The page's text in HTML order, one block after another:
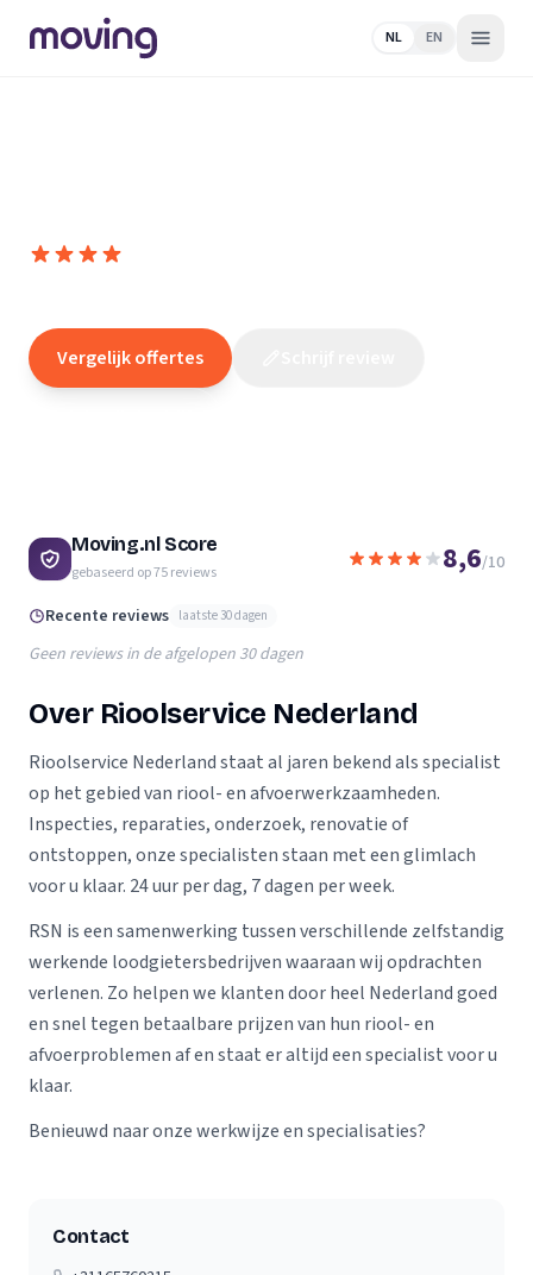
NL EN
Vergelijk offertes
Moving.nl Score
gebaseerd op75reviews 8,6/10
Recente reviews laatste 30 dagen
Geen reviews in de afgelopen 30 dagen
Over Rioolservice Nederland
Rioolservice Nederland staat al jaren bekend als specialist
op het gebied van riool- en afvoerwerkzaamheden.
Inspecties, reparaties, onderzoek, renovatie of
ontstoppen, onze specialisten staan met een glimlach
voor u klaar. 24 uur per dag, 7 dagen per week.
RSN is een samenwerking tussen verschillende zelfstandig
werkende loodgietersbedrijven waaraan wij opdrachten
verlenen. Zo helpen we klanten door heel Nederland goed
en snel tegen betaalbare prijzen van hun riool- en
afvoerproblemen af en staat er altijd een specialist voor u
klaar.
Benieuwd naar onze werkwijze en specialisaties?
Contact